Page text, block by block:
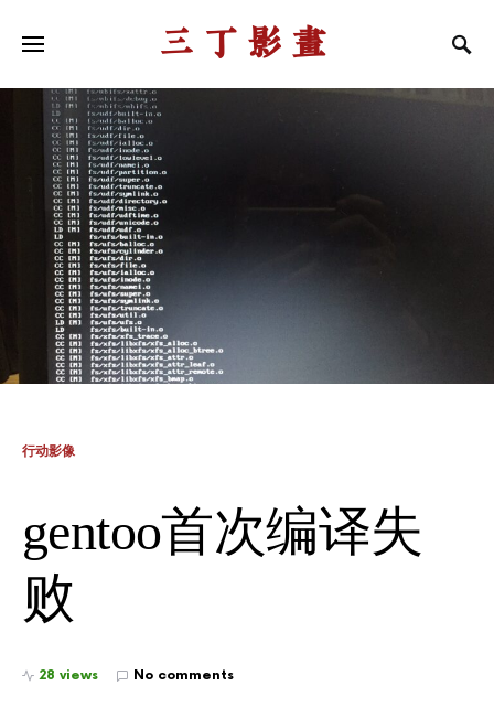
三丁影画
行动影像
gentoo首次编译失
败
28 views No comments